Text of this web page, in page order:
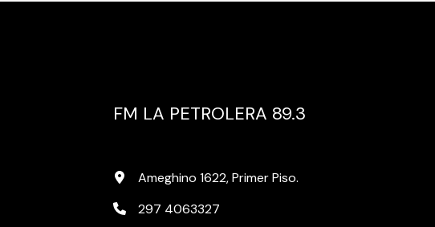
FM LA PETROLERA 89.3
Ameghino 1622, Primer Piso.
297 4063327